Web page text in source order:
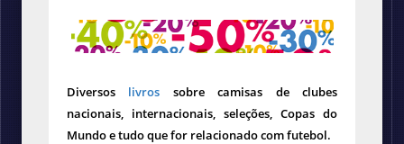
Diversos livros sobre camisas de clubes
nacionais, internacionais, seleções, Copas do
Mundo e tudo que for relacionado com futebol.